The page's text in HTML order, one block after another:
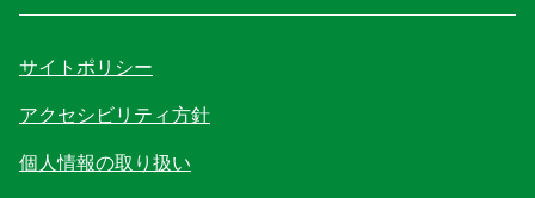
サイトポリシー
アクセシビリティ方針
個人情報の取り扱い